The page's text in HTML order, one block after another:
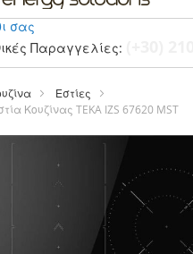
σας
Παραγγελίες:
Εστίες
Κουζίνας TEKA IZS 67620 MST